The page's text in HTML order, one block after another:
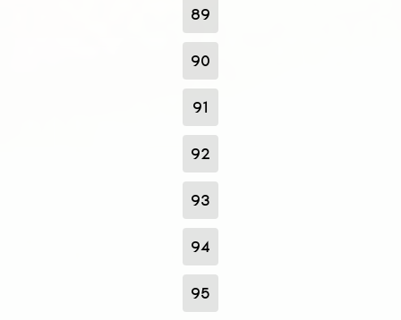
89
90
91
92
93
94
95